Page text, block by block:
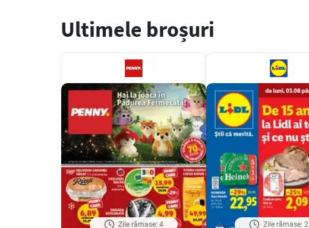
Ultimele broșuri
Zile rămase: 4 Zile rămase: 2